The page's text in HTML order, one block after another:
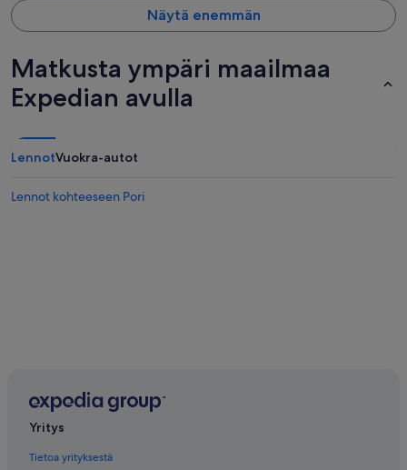
Näytä enemmän
Matkusta ympäri maailmaa
Expedian avulla
LennotVuokra-autot
Lennot kohteeseen Pori
Yritys
Tietoa yrityksestä